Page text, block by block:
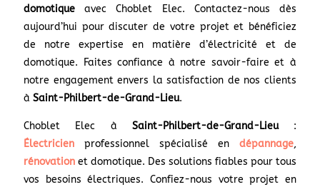
domotique avec Choblet Elec. Contactez-nous dès
aujourd’hui pour discuter de votre projet et bénéficiez
de notre expertise en matière d’électricité et de
domotique. Faites confiance à notre savoir-faire et à
notre engagement envers la satisfaction de nos clients
à Saint-Philbert-de-Grand-Lieu.
Choblet Elec à Saint-Philbert-de-Grand-Lieu:
Électricien professionnel spécialisé en dépannage,
rénovation et domotique. Des solutions fiables pour tous
vos besoins électriques. Confiez-nous votre projet en